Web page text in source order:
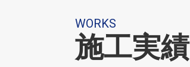
WORKS
施工実績